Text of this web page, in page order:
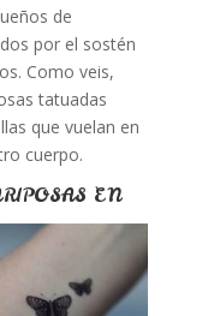
de
por el sostén
Como veis,
tatuadas
que vuelan en
cuerpo.
EN